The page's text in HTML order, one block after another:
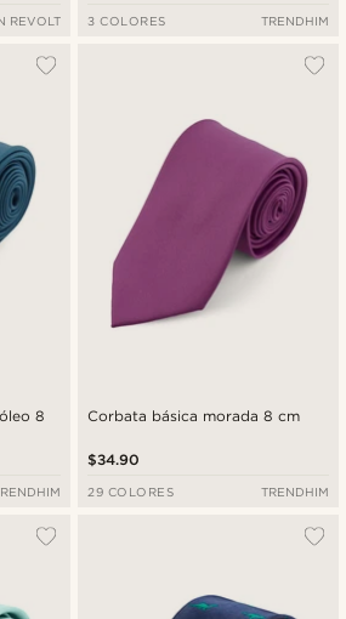
REVOLT 3 COLORES TRENDHIM
8
Corbata básica morada 8 cm
$34.90
29 COLORES TRENDHIM